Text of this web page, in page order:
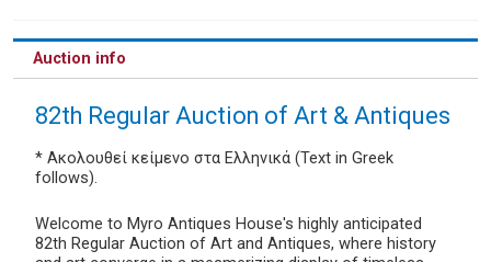
Auction info
82th Regular Auction of Art & Antiques
* Ακολουθεί κείμενο στα Ελληνικά (Text in Greek
follows).
Welcome to Myro Antiques House's highly anticipated
82th Regular Auction of Art and Antiques, where history